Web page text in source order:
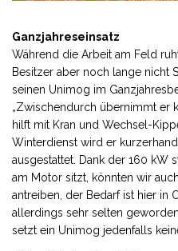
Ganzjahreseinsatz
Während die Arbeit am Feld
Besitzer aber noch lange nicht
seinen Unimog im
„Zwischendurch übernimmt er
hilft mit Kran und Wechsel-
Winterdienst wird er
ausgestattet. Dank der 160 kW
am Motor sitzt, könnten wir
antreiben, der Bedarf ist hier in
allerdings sehr selten
setzt ein Unimog jedenfalls